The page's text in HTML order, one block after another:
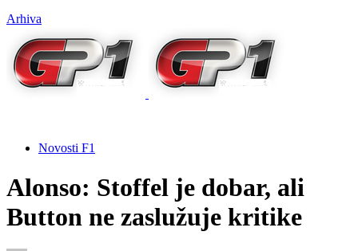
Arhiva
Novosti F1
Alonso: Stoffel je dobar, ali
Button ne zaslužuje kritike